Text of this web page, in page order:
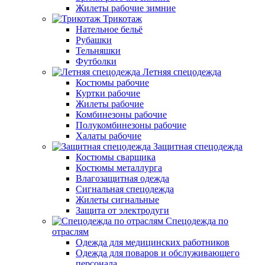
Жилеты рабочие зимние
Трикотаж
Нательное бельё
Рубашки
Тельняшки
Футболки
Летняя спецодежда
Костюмы рабочие
Куртки рабочие
Жилеты рабочие
Комбинезоны рабочие
Полукомбинезоны рабочие
Халаты рабочие
Защитная спецодежда
Костюмы сварщика
Костюмы металлурга
Влагозащитная одежда
Сигнальная спецодежда
Жилеты сигнальные
Защита от электродуги
Спецодежда по
отраслям
Одежда для медицинских работников
Одежда для поваров и обслуживающего